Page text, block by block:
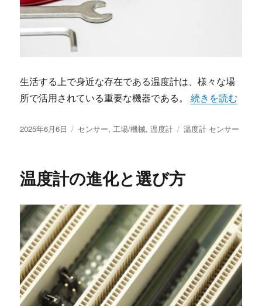
生活する上で身近な存在である温度計は、様々な場
所で活用されている重要な機器である。“温度計が支え
続きを読む
投
2025年6月6日
カ
ー
センサー,工場/機械,温度計
タ
温度計 センサー
温度計の進化と選び方